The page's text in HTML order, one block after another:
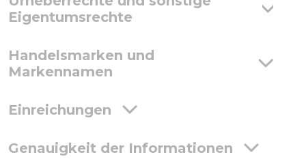
Eigentumsrechte
Handelsmarken und
Markennamen
Einreichungen
Genauigkeit der Informationen